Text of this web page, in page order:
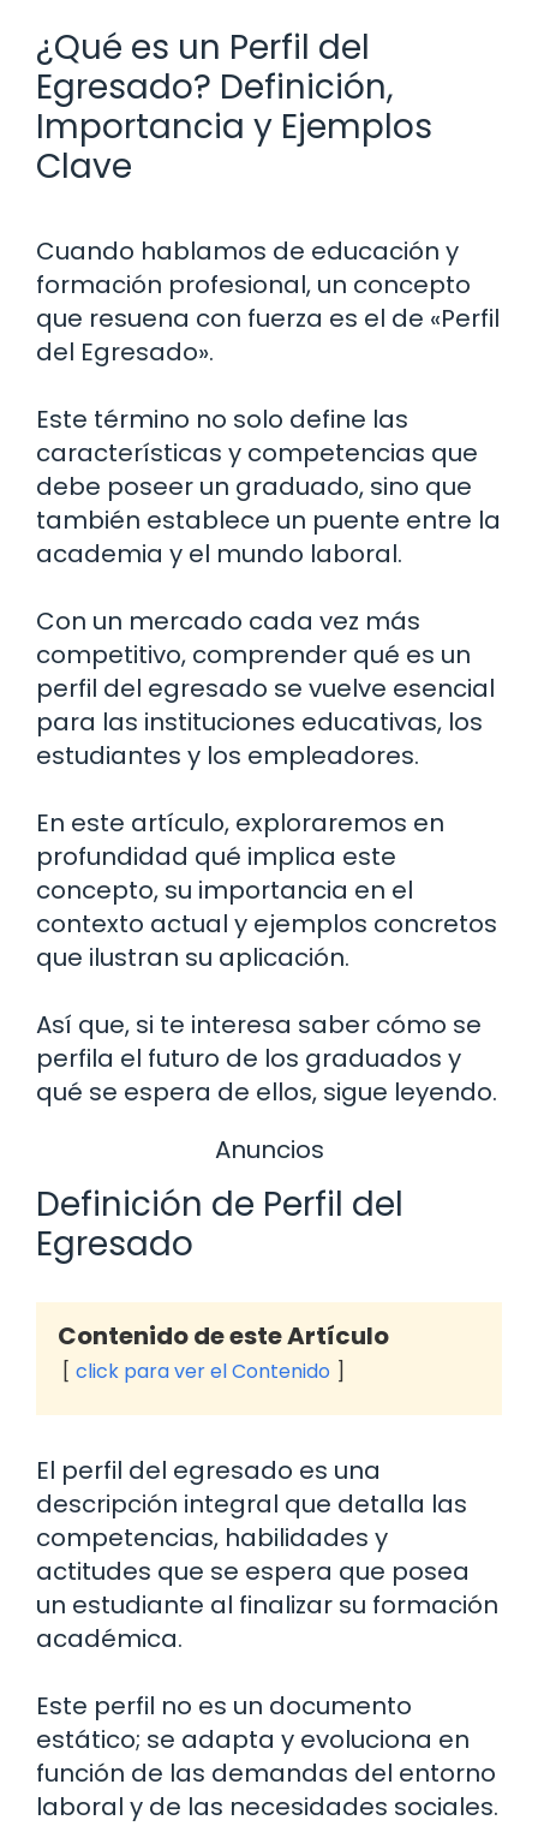
¿Qué es un Perfil del
Egresado? Definición,
Importancia y Ejemplos
Clave
Cuando hablamos de educación y
formación profesional, un concepto
que resuena con fuerza es el de «Perfil
del Egresado».
Este término no solo define las
características y competencias que
debe poseer un graduado, sino que
también establece un puente entre la
academia y el mundo laboral.
Con un mercado cada vez más
competitivo, comprender qué es un
perfil del egresado se vuelve esencial
para las instituciones educativas, los
estudiantes y los empleadores.
En este artículo, exploraremos en
profundidad qué implica este
concepto, su importancia en el
contexto actual y ejemplos concretos
que ilustran su aplicación.
Así que, si te interesa saber cómo se
perfila el futuro de los graduados y
qué se espera de ellos, sigue leyendo.
Anuncios
Definición de Perfil del
Egresado
Contenido de este Artículo
click para ver el Contenido
El perfil del egresado es una
descripción integral que detalla las
competencias, habilidades y
actitudes que se espera que posea
un estudiante al finalizar su formación
académica.
Este perfil no es un documento
estático; se adapta y evoluciona en
función de las demandas del entorno
laboral y de las necesidades sociales.